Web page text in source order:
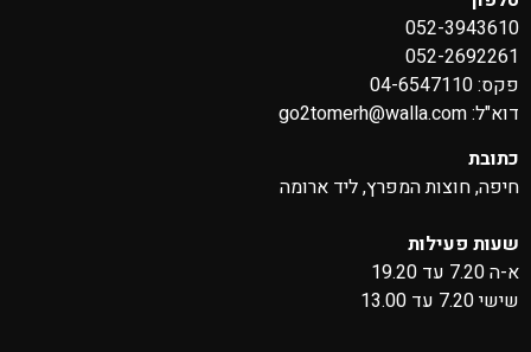
052-3943610
052-2692261
פקס: 04-6547110
דוא"ל:go2tomerh@walla.com
כתובת
חיפה, חוצות המפרץ, ליד ארומה
שעות פעילות
א-ה 7.20 עד 19.20
שישי 7.20 עד 13.00